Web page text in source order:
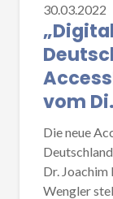
30.03.2022
vom
Die neue
Dr. Joachim
Wengler